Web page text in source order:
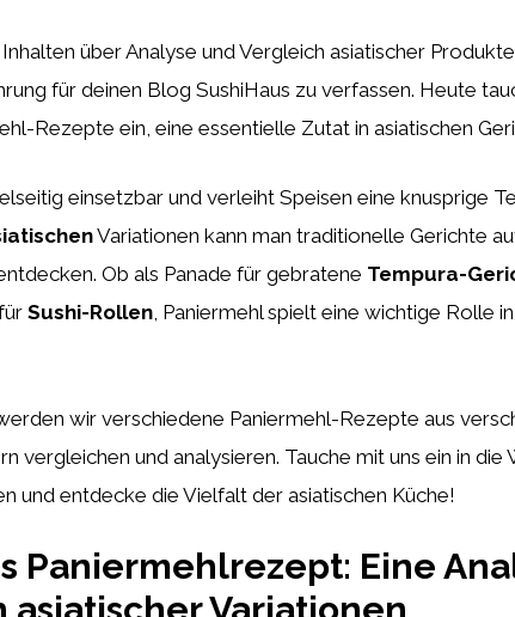
über Analyse und Vergleich asiatischer
für deinen Blog SushiHaus zu verfassen. Heute
Rezepte ein, eine essentielle Zutat in asiatischen
einsetzbar und verleiht Speisen eine knusprige
Variationen kann man traditionelle Gerichte
Ob als Panade für gebratene Tempura-
Sushi-Rollen , Paniermehl spielt eine wichtige Rolle
wir verschiedene Paniermehl-Rezepte aus
vergleichen und analysieren. Tauche mit uns ein in die
und entdecke die Vielfalt der asiatischen Küche!
Paniermehlrezept: Eine
asiatischer Variationen